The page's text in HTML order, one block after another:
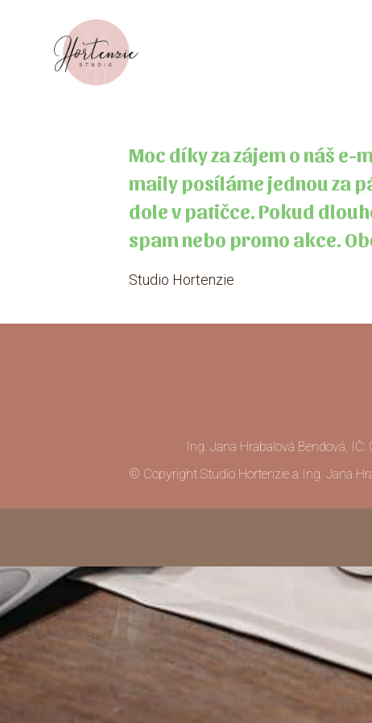
Moc díky za zájem o náš
maily posíláme jednou za
dole v patičce. Pokud
spam nebo promo akce.
Studio Hortenzie
Ing. Jana Hrabalová Bendová,
© Copyright Studio Hortenzie a Ing. Jana